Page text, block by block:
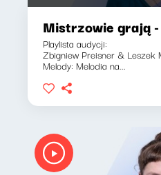
Mistrzowie grają
Playlista audycji:
Zbigniew Preisner &
Melody: Melodia na...